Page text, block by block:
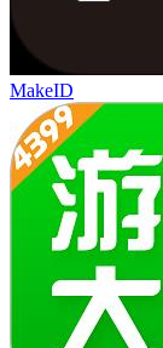
MakeID